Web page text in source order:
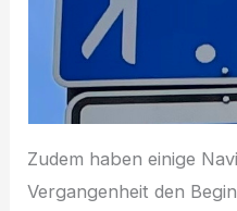
Zudem haben einige
Vergangenheit den